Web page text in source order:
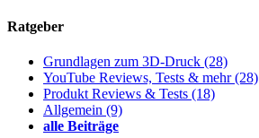
Ratgeber
Grundlagen zum 3D-Druck (28)
YouTube Reviews, Tests & mehr(28)
Produkt Reviews & Tests (18)
Allgemein (9)
alle Beiträge